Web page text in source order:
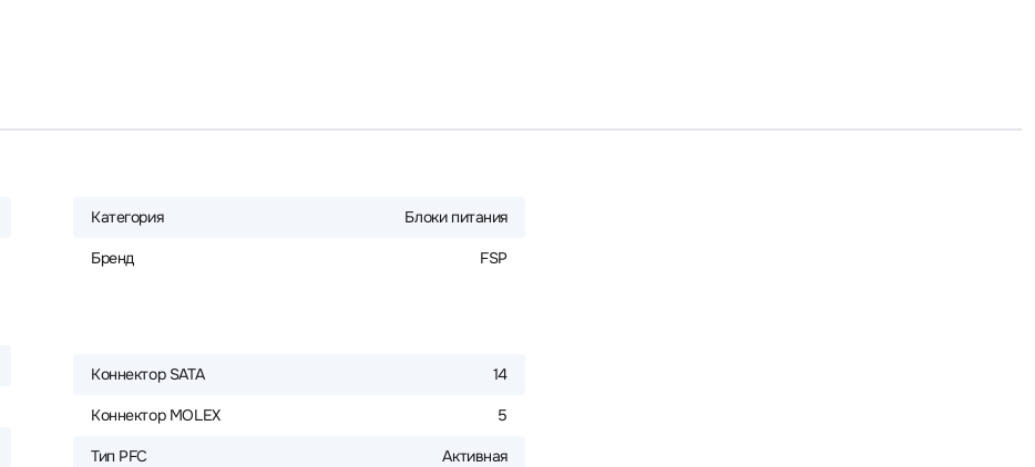
Категория Блоки питания
Бренд FSP
Коннектор SATA 14
Коннектор MOLEX 5
Тип PFC Активная